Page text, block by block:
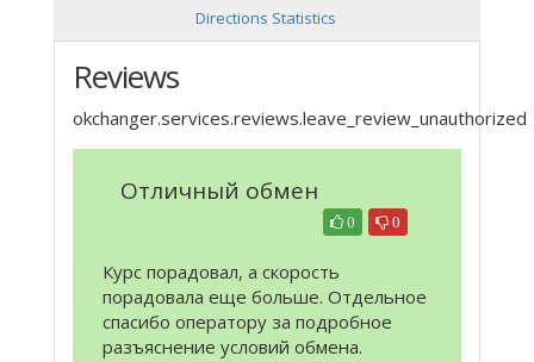
Directions Statistics
Reviews
okchanger.services.reviews.leave_review_unauthorized
Отличный обмен
0
0
Курс порадовал, а скорость
порадовала еще больше. Отдельное
спасибо оператору за подробное
разъяснение условий обмена.